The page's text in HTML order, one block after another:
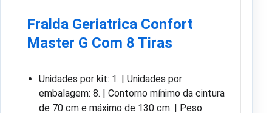
Fralda Geriatrica Confort
Master G Com 8 Tiras
Unidades por kit: 1. | Unidades por
embalagem: 8. | Contorno mínimo da cintura
de 70 cm e máximo de 130 cm. | Peso